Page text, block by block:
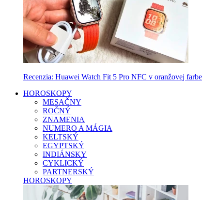
Recenzia: Huawei Watch Fit 5 Pro NFC v oranžovej farbe
HOROSKOPY
MESAČNY
ROČNÝ
ZNAMENIA
NUMERO A MÁGIA
KELTSKÝ
EGYPTSKÝ
INDIÁNSKY
CYKLICKÝ
PARTNERSKÝ
HOROSKOPY